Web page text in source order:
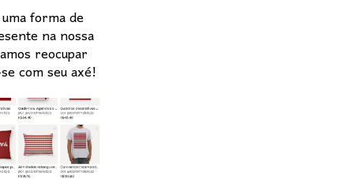
forma de
na nossa
reocupar
com seu axé!